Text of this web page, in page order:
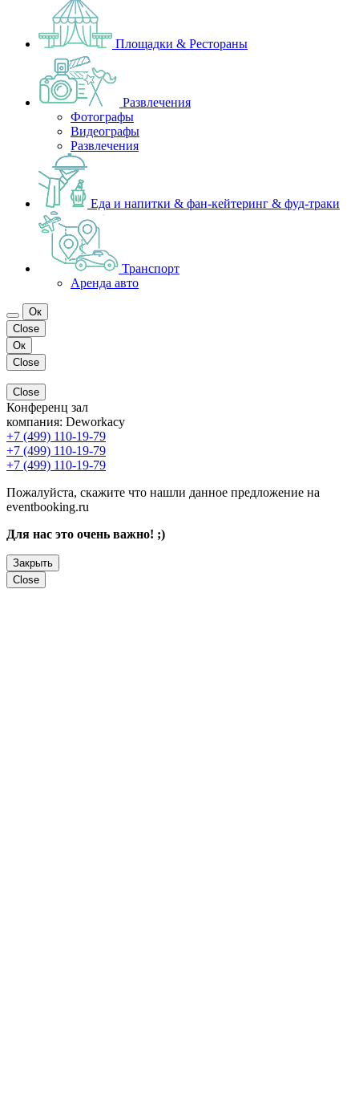
Площадки & Рестораны
Развлечения
Фотографы
Видеографы
Развлечения
Еда и напитки & фан-кейтеринг & фуд-траки
Транспорт
Аренда авто
Ок
Close
Ок
Close
Close
Конференц зал
компания: Deworkacy
+7 (499) 110-19-79
+7 (499) 110-19-79
+7 (499) 110-19-79
Пожалуйста, скажите что нашли данное предложение на
eventbooking.ru
Для нас это очень важно! ;)
Закрыть
Close